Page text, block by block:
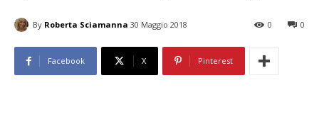
By Roberta Sciamanna 30 Maggio 2018 0
0
Facebook X Pinterest